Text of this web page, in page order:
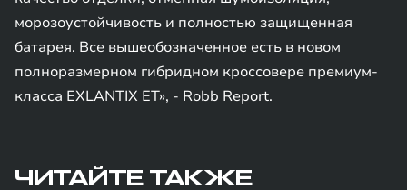
морозоустойчивость и полностью защищенная
батарея. Все вышеобозначенное есть в новом
полноразмерном гибридном кроссовере премиум-
класса EXLANTIX ET», - Robb Report.
ЧИТАЙТЕ ТАКЖЕ